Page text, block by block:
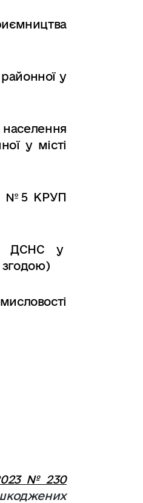
районної у
у місті
№5 КРУП
ДСНС у
згодою)
№ 230